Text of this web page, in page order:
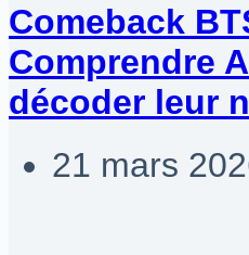
Comeback
Comprendre
décoder leur
21 mars